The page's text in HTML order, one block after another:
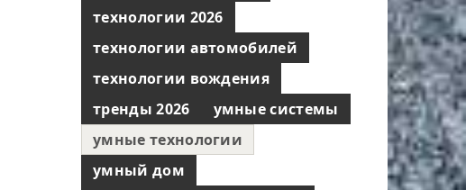
технологии 2026
технологии автомобилей
технологии вождения
тренды 2026
умные системы
умные технологии
умный дом